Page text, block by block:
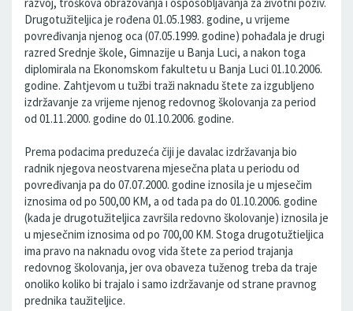
Drugotužiteljica je rođena 01.05.1983. godine, u vrijeme
povređivanja njenog oca (07.05.1999. godine) pohađala je drugi
razred Srednje škole, Gimnazije u Banja Luci, a nakon toga
diplomirala na Ekonomskom fakultetu u Banja Luci 01.10.2006.
godine. Zahtjevom u tužbi traži naknadu štete za izgubljeno
izdržavanje za vrijeme njenog redovnog školovanja za period
od 01.11.2000. godine do 01.10.2006. godine.
Prema podacima preduzeća čiji je davalac izdržavanja bio
radnik njegova neostvarena mjesečna plata u periodu od
povređivanja pa do 07.07.2000. godine iznosila je u mjesečim
iznosima od po 500,00 KM, a od tada pa do 01.10.2006. godine
(kada je drugotužiteljica završila redovno školovanje) iznosila je
u mjesečnim iznosima od po 700,00 KM. Stoga drugotužtieljica
ima pravo na naknadu ovog vida štete za period trajanja
redovnog školovanja, jer ova obaveza tuženog treba da traje
onoliko koliko bi trajalo i samo izdržavanje od strane pravnog
prednika taužiteljice.